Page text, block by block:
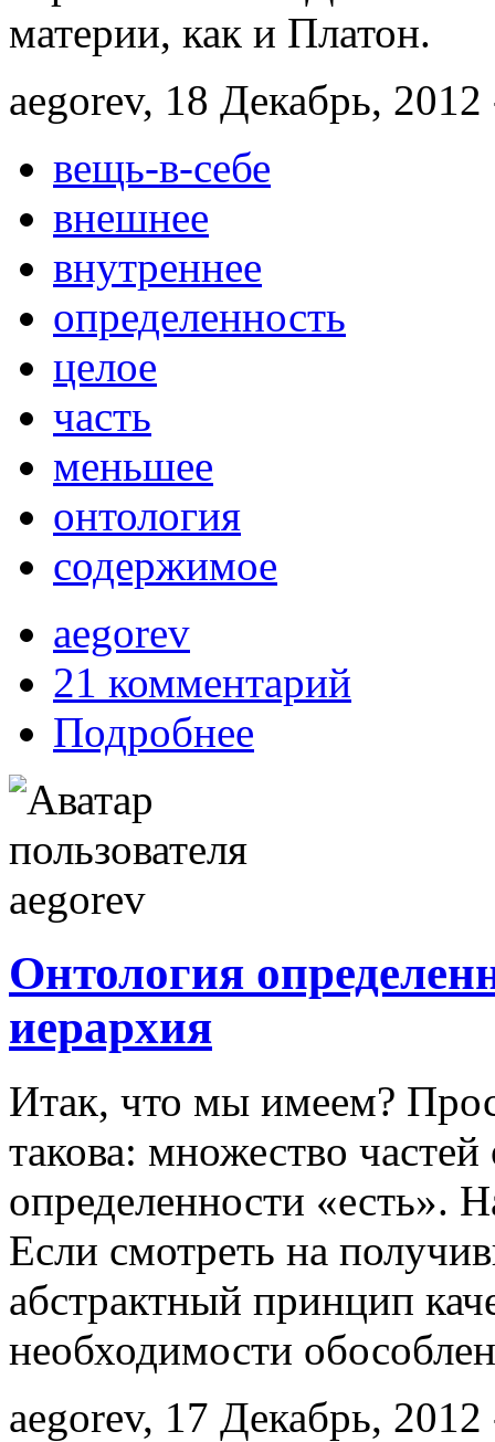
материи, как и Платон.
aegorev, 18 Декабрь,
вещь-в-себе
внешнее
внутреннее
определенность
целое
часть
меньшее
онтология
содержимое
aegorev
21 комментарий
Подробнее
Онтология
иерархия
Итак, что мы имеем?
такова: множество
определенности «есть».
Если смотреть на
абстрактный принцип
необходимости
aegorev, 17 Декабрь,